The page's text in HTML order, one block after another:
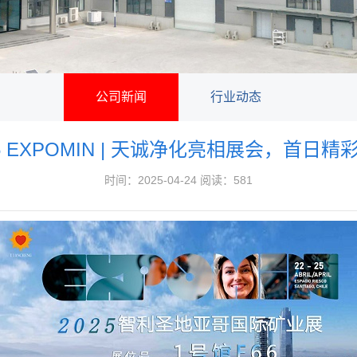
公司新闻 行业动态
EXPOMIN | 天诚净化亮相展会，首日精
时间：2025-04-24 阅读：581